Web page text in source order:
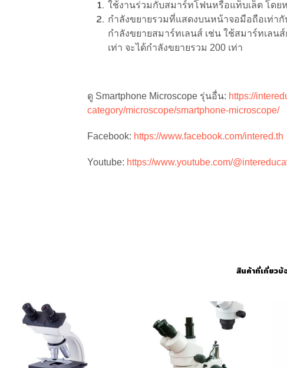
ใช้งานร่วมกับสมาร์ทโฟนหรือแท็บเล็ต โดย
กำลังขยายรวมที่แสดงบนหน้าจอมือถือเท่า
กำลังขยายสมาร์ทเลนส์ เช่น ใช้สมาร์ทเลน
เท่า จะได้กำลังขยายรวม 200 เท่า
ดู Smartphone Microscope รุ่นอื่น: https://
category/microscope/smartphone-microscope/
Facebook: https://www.facebook.com/intered.th
Youtube: https://www.youtube.com/
สินค้าที่เกี่ยวข้